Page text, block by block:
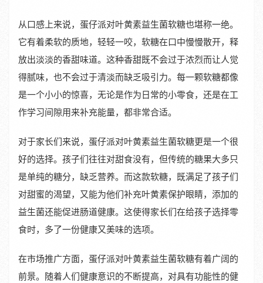
从口感上来说，蛋仔派对叶黄素益生菌软糖也堪称一绝。
它有着柔软的质地，轻轻一咬，软糖在口中慢慢散开，释
放出淡淡的香甜味道。这种香甜既不会过于浓烈而让人觉
得腻味，也不会过于清淡而缺乏吸引力。每一颗软糖都像
是一个小小的惊喜，无论是作为日常的小零食，还是在工
作学习间隙用来补充能量，都非常合适。
对于家长们来说，蛋仔派对叶黄素益生菌软糖更是一个很
好的选择。孩子们往往对甜食没有，但传统的糖果大多只
是单纯的糖分，缺乏营养。而这款软糖，既满足了孩子们
对甜蜜的渴望，又能为他们补充叶黄素保护眼睛，添加的
益生菌还能促进肠道健康。这使得家长们在给孩子选择零
食时，多了一份健康又美味的选项。
在市场推广方面，蛋仔派对叶黄素益生菌软糖有着广阔的
前景。随着人们健康意识的不断提高，对具有功能性的健